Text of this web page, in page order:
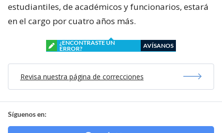
estudiantiles, de académicos y funcionarios, estará
en el cargo por cuatro años más.
¿ENCONTRASTE UN
ERROR?
AVÍSANOS
Revisa nuestra página de correcciones
Síguenos en: